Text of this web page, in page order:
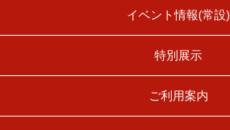
イベント情報(常設)
特別展示
ご利用案内